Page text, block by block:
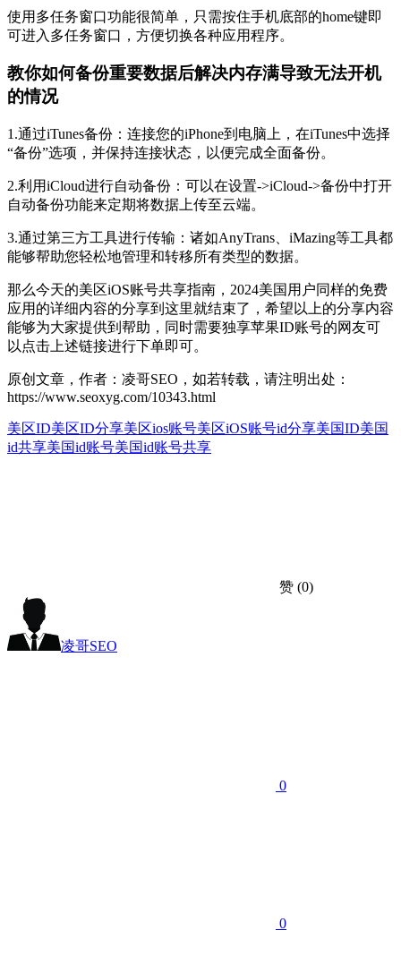
使用多任务窗口功能很简单，只需按住手机底部的home键即
可进入多任务窗口，方便切换各种应用程序。
教你如何备份重要数据后解决内存满导致无法开机
的情况
1.通过iTunes备份：连接您的iPhone到电脑上，在iTunes中选择
“备份”选项，并保持连接状态，以便完成全面备份。
2.利用iCloud进行自动备份：可以在设置->iCloud->备份中打开
自动备份功能来定期将数据上传至云端。
3.通过第三方工具进行传输：诸如AnyTrans、iMazing等工具都
能够帮助您轻松地管理和转移所有类型的数据。
那么今天的美区iOS账号共享指南，2024美国用户同样的免费
应用的详细内容的分享到这里就结束了，希望以上的分享内容
能够为大家提供到帮助，同时需要独享苹果ID账号的网友可
以点击上述链接进行下单即可。
原创文章，作者：凌哥SEO，如若转载，请注明出处：
https://www.seoxyg.com/10343.html
美区ID美区ID分享美区ios账号美区iOS账号id分享美国ID美国
id共享美国id账号美国id账号共享
赞 (0)
凌哥SEO
0
0